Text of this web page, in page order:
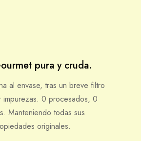
pura y cruda.
al envase, tras un breve filtro
impurezas. 0 procesados, 0
Manteniendo todas sus
originales.